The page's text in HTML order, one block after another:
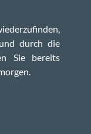
durch die
Sie bere­its